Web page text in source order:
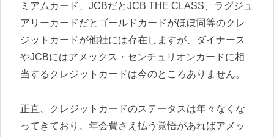
ミアムカード、JCBだとJCB THE CLASS、ラグジュ
アリーカードだとゴールドカードがほぼ同等のクレ
ジットカードが他社には存在しますが、ダイナース
やJCBにはアメックス・センチュリオンカードに相
当するクレジットカードは今のところありません。
正直、クレジットカードのステータスは年々なくな
ってきており、年会費さえ払う覚悟があればアメッ